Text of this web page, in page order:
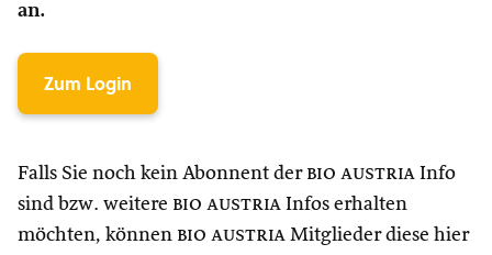
an.
Zum Login
Falls Sie noch kein Abonnent der bio austria Info
sind bzw. weitere bio austria Infos erhalten
möchten, können bio austria Mitglieder diese hier